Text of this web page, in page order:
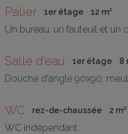
Palier 1er étage 12 m²
Un bureau, un fauteuil et un
Salle d'eau 1er étage 8
Douche d'angle 90x90,
WC rez-de-chaussée 2 m²
WC indépendant